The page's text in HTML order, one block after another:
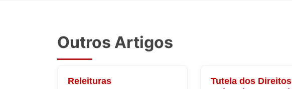
Outros Artigos
Releituras
Tutela dos Direitos